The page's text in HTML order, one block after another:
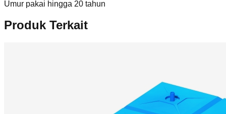
Umur pakai hingga 20 tahun
Produk Terkait